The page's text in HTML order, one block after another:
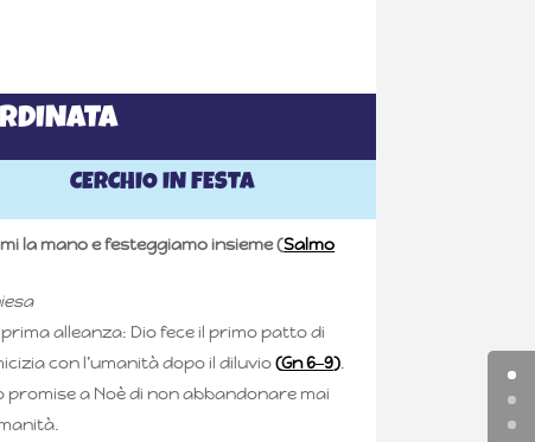
CERCHIO IN FESTA
la mano e festeggiamo insieme (Salmo
prima alleanza: Dio fece il primo patto di
con l’umanità dopo il diluvio(Gn 6‒9).
promise a Noè di non abbandonare mai